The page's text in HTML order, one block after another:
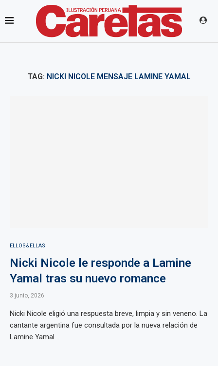
TAG: NICKI NICOLE MENSAJE LAMINE YAMAL
ELLOS&ELLAS
Nicki Nicole le responde a Lamine
Yamal tras su nuevo romance
3 junio, 2026
Nicki Nicole eligió una respuesta breve, limpia y sin veneno. La
cantante argentina fue consultada por la nueva relación de
Lamine Yamal ...